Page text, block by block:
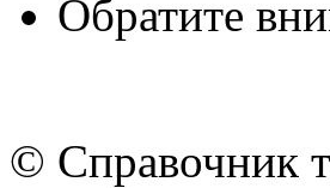
Обратите
© Cправочник